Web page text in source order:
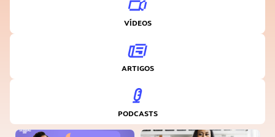
VÍDEOS
ARTIGOS
PODCASTS